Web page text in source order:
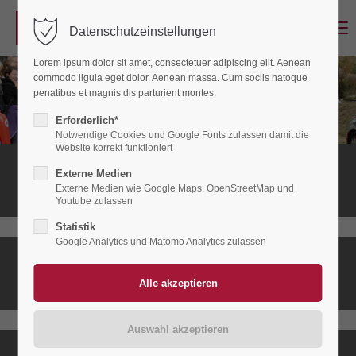
Login
Benutzername
Passwort
Anmelden
Register|Lost your password?
Support
Lorem ipsum dolor sit amet:
Stationäres
Hospiz
Ambulanter
Datenschutzeinstellungen
Lorem ipsum dolor sit amet, consectetuer adipiscing elit. Aenean
commodo ligula eget dolor. Aenean massa. Cum sociis natoque
penatibus et magnis dis parturient montes.
Erforderlich*
Notwendige Cookies und Google Fonts zulassen damit die
Website korrekt funktioniert
Externe Medien
Externe Medien wie Google Maps, OpenStreetMap und
Youtube zulassen
Statistik
Google Analytics und Matomo Analytics zulassen